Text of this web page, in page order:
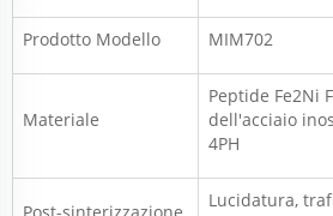
Prodotto Modello MIM702
Materiale
Peptide Fe2Ni
dell'acciaio
4PH
Post-sinterizzazione
Lucidatura,